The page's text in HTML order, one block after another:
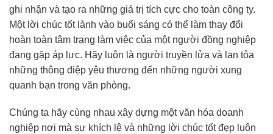
ghi nhận và tạo ra những giá trị tích cực cho toàn công ty.
Một lời chúc tốt lành vào buổi sáng có thể làm thay đổi
hoàn toàn tâm trạng làm việc của một người đồng nghiệp
đang gặp áp lực. Hãy luôn là người truyền lửa và lan tỏa
những thông điệp yêu thương đến những người xung
quanh bạn trong văn phòng.
Chúng ta hãy cùng nhau xây dựng một văn hóa doanh
nghiệp nơi mà sự khích lệ và những lời chúc tốt đẹp luôn